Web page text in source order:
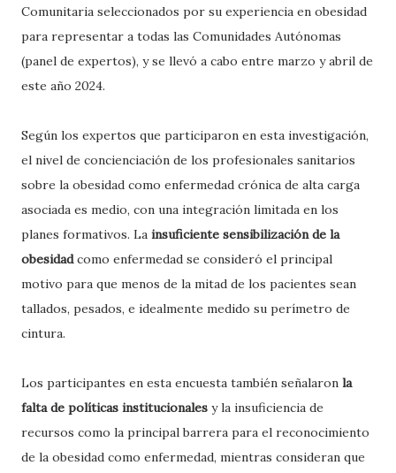
Comunitaria seleccionados por su experiencia en obesidad
para representar a todas las Comunidades Autónomas
(panel de expertos), y se llevó a cabo entre marzo y abril de
este año 2024.
Según los expertos que participaron en esta investigación,
el nivel de concienciación de los profesionales sanitarios
sobre la obesidad como enfermedad crónica de alta carga
asociada es medio, con una integración limitada en los
planes formativos. La insuficiente sensibilización de la
obesidadcomo enfermedad se consideró el principal
motivo para que menos de la mitad de los pacientes sean
tallados, pesados, e idealmente medido su perímetro de
cintura.
Los participantes en esta encuesta también señalaron la
falta de políticas institucionales y la insuficiencia de
recursos como la principal barrera para el reconocimiento
de la obesidad como enfermedad, mientras consideran que